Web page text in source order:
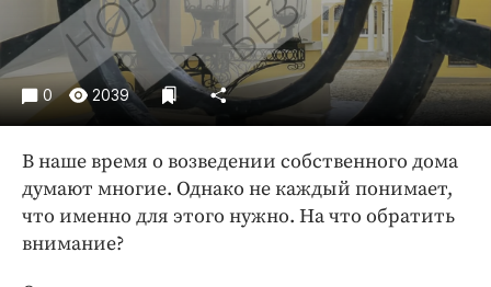
Общество
Погода
Праздники
Происшествия
Экономика и бизнес
ПРОЕКТЫ
0 2039
В наше время о возведении собственного дома
думают многие. Однако не каждый понимает,
что именно для этого нужно. На что обратить
внимание?